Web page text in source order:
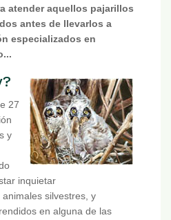
atender aquellos pajarillos
antes de llevarlos a
especializados en
27
y
inquietar
silvestres, y
en alguna de las